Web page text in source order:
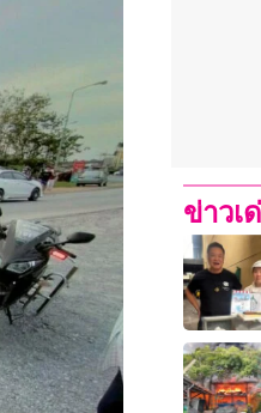
ข่าวเ